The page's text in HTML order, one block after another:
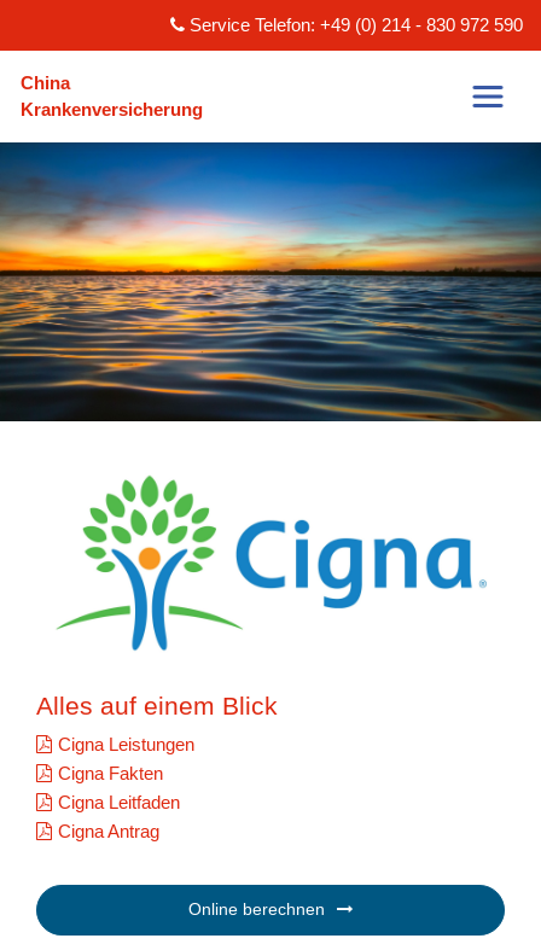
Service Telefon: +49 (0) 214 - 830 972 590
China
Krankenversicherung
Alles auf einem Blick
Cigna Leistungen
Cigna Fakten
Cigna Leitfaden
Cigna Antrag
Online berechnen